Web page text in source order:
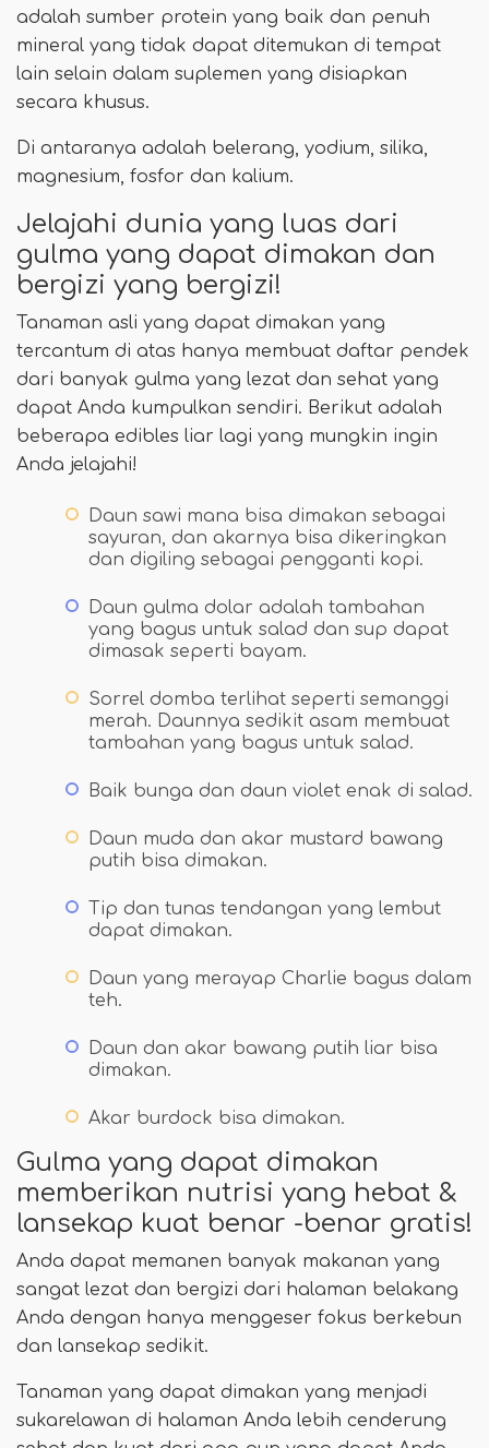
adalah sumber protein yang baik dan penuh
mineral yang tidak dapat ditemukan di tempat
lain selain dalam suplemen yang disiapkan
secara khusus.
Di antaranya adalah belerang, yodium, silika,
magnesium, fosfor dan kalium.
Jelajahi dunia yang luas dari
gulma yang dapat dimakan dan
bergizi yang bergizi!
Tanaman asli yang dapat dimakan yang
tercantum di atas hanya membuat daftar pendek
dari banyak gulma yang lezat dan sehat yang
dapat Anda kumpulkan sendiri. Berikut adalah
beberapa edibles liar lagi yang mungkin ingin
Anda jelajahi!
Daun sawi mana bisa dimakan sebagai
sayuran, dan akarnya bisa dikeringkan
dan digiling sebagai pengganti kopi.
Daun gulma dolar adalah tambahan
yang bagus untuk salad dan sup dapat
dimasak seperti bayam.
Sorrel domba terlihat seperti semanggi
merah. Daunnya sedikit asam membuat
tambahan yang bagus untuk salad.
Baik bunga dan daun violet enak di salad.
Daun muda dan akar mustard bawang
putih bisa dimakan.
Tip dan tunas tendangan yang lembut
dapat dimakan.
Daun yang merayap Charlie bagus dalam
teh.
Daun dan akar bawang putih liar bisa
dimakan.
Akar burdock bisa dimakan.
Gulma yang dapat dimakan
memberikan nutrisi yang hebat &
lansekap kuat benar -benar gratis!
Anda dapat memanen banyak makanan yang
sangat lezat dan bergizi dari halaman belakang
Anda dengan hanya menggeser fokus berkebun
dan lansekap sedikit.
Tanaman yang dapat dimakan yang menjadi
sukarelawan di halaman Anda lebih cenderung